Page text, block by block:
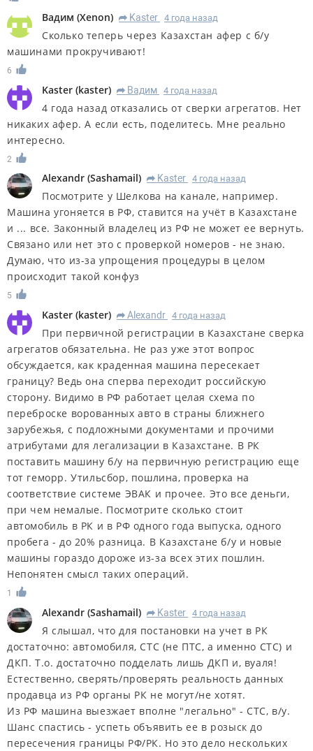
Вадим (Xenon) R Kaster 4 года назад
Сколько теперь через Казахстан афер с б/у
машинами прокручивают!
6
Kaster (kaster) R Вадим 4 года назад
4 года назад отказались от сверки агрегатов. Нет
никаких афер. А если есть, поделитесь. Мне реально
интересно.
2
Alexandr (Sashamail) R Kaster 4 года назад
Посмотрите у Шелкова на канале, например.
Машина угоняется в РФ, ставится на учёт в Казахстане
и ... все. Законный владелец из РФ не может ее вернуть.
Связано или нет это с проверкой номеров - не знаю.
Думаю, что из-за упрощения процедуры в целом
происходит такой конфуз
5
Kaster (kaster) R Alexandr 4 года назад
При первичной регистрации в Казахстане сверка
агрегатов обязательна. Не раз уже этот вопрос
обсуждается, как краденная машина пересекает
границу? Ведь она сперва переходит российскую
сторону. Видимо в РФ работает целая схема по
переброске ворованных авто в страны ближнего
зарубежья, с подложными документами и прочими
атрибутами для легализации в Казахстане. В РК
поставить машину б/у на первичную регистрацию еще
тот геморр. Утильсбор, пошлина, проверка на
соответствие системе ЭВАК и прочее. Это все деньги,
при чем немалые. Посмотрите сколько стоит
автомобиль в РК и в РФ одного года выпуска, одного
пробега - до 20% разница. В Казахстане б/у и новые
машины гораздо дороже из-за всех этих пошлин.
Непонятен смысл таких операций.
1
Alexandr (Sashamail) R Kaster 4 года назад
Я слышал, что для постановки на учет в РК
достаточно: автомобиля, СТС (не ПТС, а именно СТС) и
ДКП. Т.о. достаточно подделать лишь ДКП и, вуаля!
Естественно, сверять/проверять реальность данных
продавца из РФ органы РК не могут/не хотят.
Из РФ машина выезжает вполне "легально" - СТС, в/у.
Шанс спастись - успеть объявить ее в розыск до
пересечения границы РФ/РК. Но это дело нескольких